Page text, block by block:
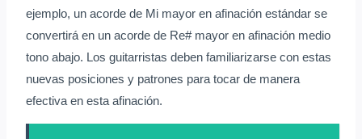
ejemplo, un acorde de Mi mayor en afinación estándar se
convertirá en un acorde de Re# mayor en afinación medio
tono abajo. Los guitarristas deben familiarizarse con estas
nuevas posiciones y patrones para tocar de manera
efectiva en esta afinación.